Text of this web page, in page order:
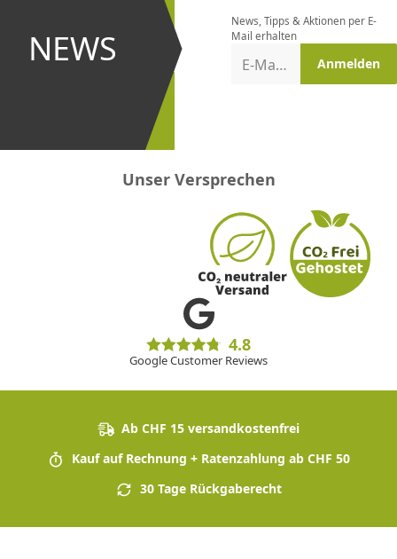
NEWS
und bei
Aktionen
News, Tipps & Aktionen per E-
Mail erhalten
E-Mail-Adresse Anmelden
Unser Versprechen
4.8
Google Customer Reviews
Ab CHF 15 versandkostenfrei
Kauf auf Rechnung + Ratenzahlung ab CHF 50
30 Tage Rückgaberecht